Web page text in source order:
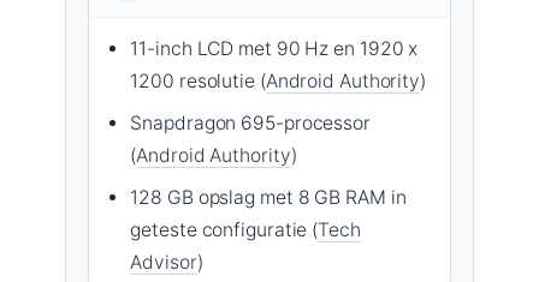
11-inch LCD met 90 Hz en 1920 x
1200 resolutie (Android Authority)
Snapdragon 695-processor
(Android Authority)
128 GB opslag met 8 GB RAM in
geteste configuratie (Tech
Advisor)